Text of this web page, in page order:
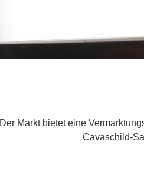
Der Markt bietet eine
Cavaschild-